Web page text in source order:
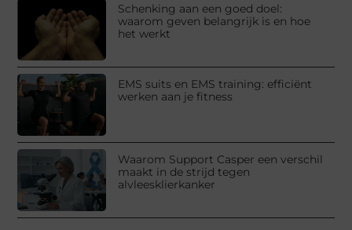
Schenking aan een goed doel:
waarom geven belangrijk is en hoe
het werkt
EMS suits en EMS training: efficiënt
werken aan je fitness
Waarom Support Casper een verschil
maakt in de strijd tegen
alvleesklierkanker